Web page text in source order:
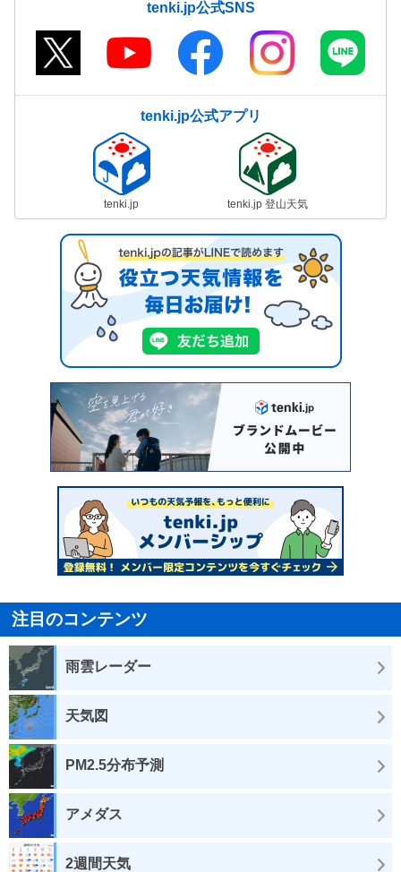
tenki.jp公式SNS
tenki.jp公式アプリ
tenki.jp tenki.jp 登山天気
注目のコンテンツ
雨雲レーダー
天気図
PM2.5分布予測
アメダス
2週間天気